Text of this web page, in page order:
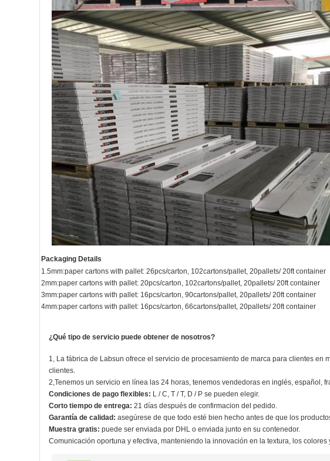
Packaging Details
1.5mm:paper cartons with pallet: 26pcs/carton, 102cartons/pallet, 20pallets/ 20ft container
2mm:paper cartons with pallet: 20pcs/carton, 102cartons/pallet, 20pallets/ 20ft container
3mm:paper cartons with pallet: 16pcs/carton, 90cartons/pallet, 20pallets/ 20ft container
4mm:paper cartons with pallet: 16pcs/carton, 66cartons/pallet, 20pallets/ 20ft container
¿Qué tipo de servicio puede obtener de nosotros?
1, La fábrica de Labsun ofrece el servicio de procesamiento de marca para clientes
clientes.
2,Tenemos un servicio en línea las 24 horas, tenemos vendedoras en inglés, español,
Condiciones de pago flexibles: L / C, T / T, D / P se pueden elegir.
Corto tiempo de entrega: 21 días después de confirmacion del pedido.
Garantía de calidad:asegúrese de que todo esté bien hecho antes de que los
Muestra gratis: puede ser enviada por DHL o enviada junto en su contenedor.
Comunicación oportuna y efectiva, manteniendo la innovación en la textura, los